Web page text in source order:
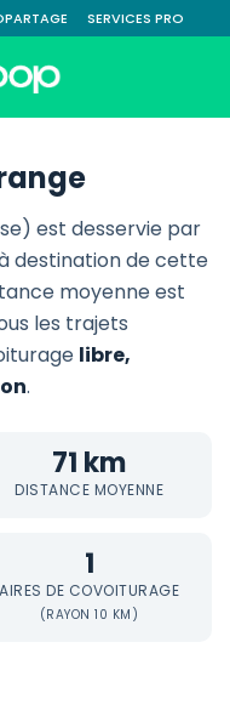
SERVICES PRO
est desservie par
destination de cette
moyenne est
les trajets
libre,
.
71 km
DISTANCE MOYENNE
1
AIRES DE COVOITURAGE
(RAYON 10 KM)